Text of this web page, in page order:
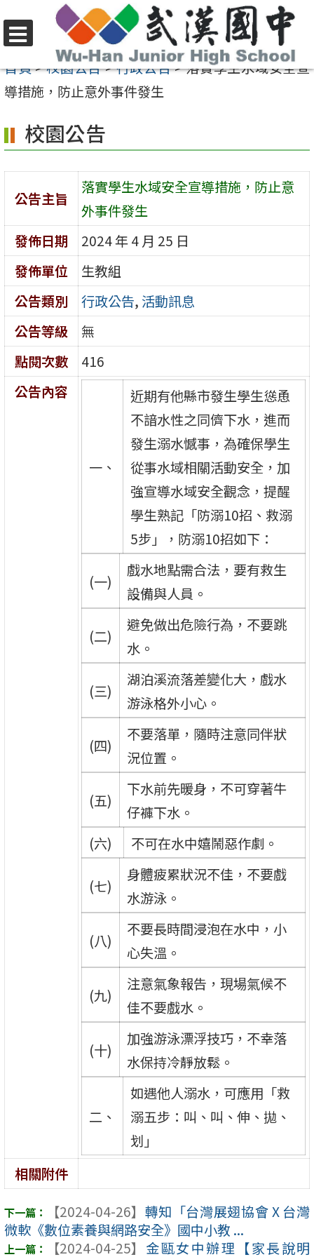
至
要
容
區
選
單
首頁>校園公告>行政公告>落實學生水域安全宣
導措施，防止意外事件發生
校園公告
公告主旨
落實學生水域安全宣導措施，防止意
外事件發生
發佈日期
2024 年 4 月 25 日
發佈單位
生教組
公告類別
行政公告, 活動訊息
公告等級
無
點閱次數
416
公告內容
一、
近期有他縣市發生學生慫恿
不諳水性之同儕下水，進而
發生溺水憾事，為確保學生
從事水域相關活動安全，加
強宣導水域安全觀念，提醒
學生熟記「防溺10招、救溺
5步」，防溺10招如下：
(一)
戲水地點需合法，要有救生
設備與人員。
(二)
避免做出危險行為，不要跳
水。
(三)
湖泊溪流落差變化大，戲水
游泳格外小心。
(四)
不要落單，隨時注意同伴狀
況位置。
(五)
下水前先暖身，不可穿著牛
仔褲下水。
(六)
不可在水中嬉鬧惡作劇。
(七)
身體疲累狀況不佳，不要戲
水游泳。
(八)
不要長時間浸泡在水中，小
心失溫。
(九)
注意氣象報告，現場氣候不
佳不要戲水。
(十)
加強游泳漂浮技巧，不幸落
水保持冷靜放鬆。
二、
如遇他人溺水，可應用「救
溺五步：叫、叫、伸、拋、
划」
相關附件
【2024-04-26】 轉知「台灣展翅協會 X 台灣
微軟《數位素養與網路安全》國中小教 ...
【2024-04-25】 金甌女中辦理【家長說明